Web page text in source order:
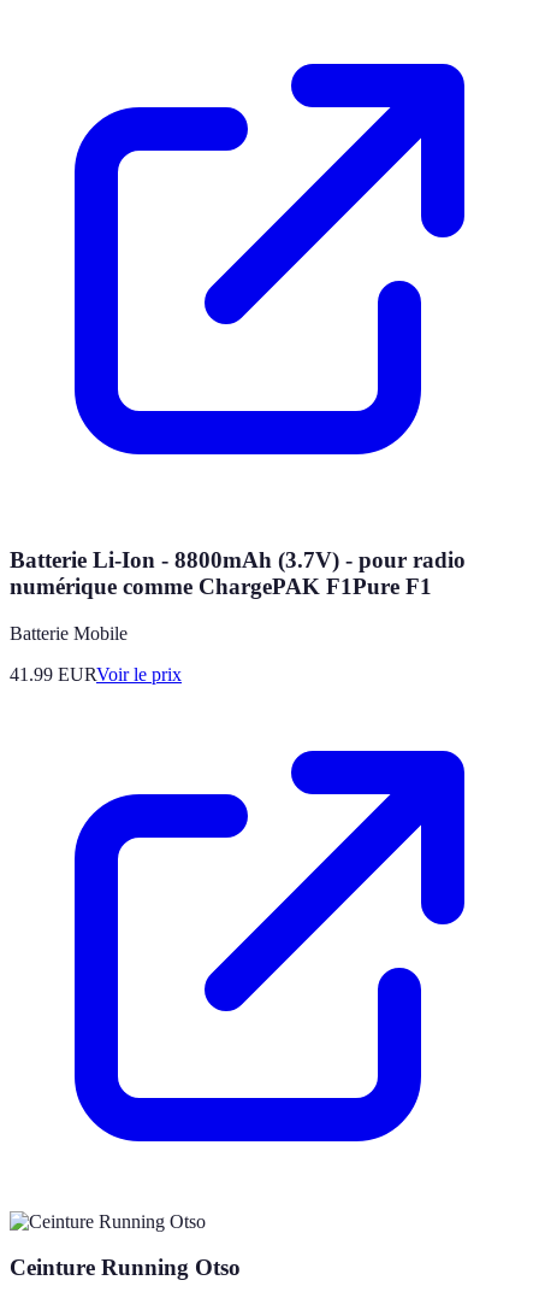
Batterie Li-Ion - 8800mAh (3.7V) - pour radio
numérique comme ChargePAK F1Pure F1
Batterie Mobile
41.99 EURVoir le prix
Ceinture Running Otso